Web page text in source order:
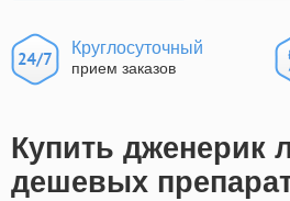
Круглосуточный
прием заказов
Купить дженерик
дешевых